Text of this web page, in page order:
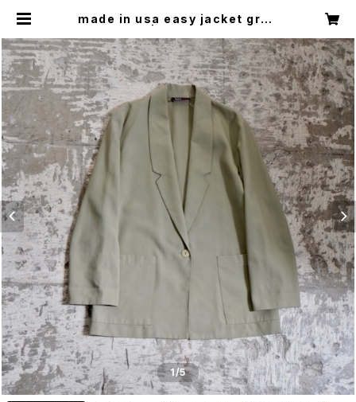
made in usa easy jacket gree
1/5